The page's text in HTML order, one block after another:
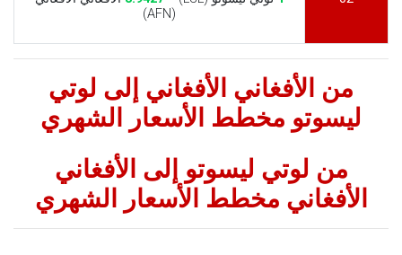
(AFN)
من الأفغاني الأفغاني إلى لوتي
ليسوتو مخطط الأسعار الشهري
من لوتي ليسوتو إلى الأفغاني
الأفغاني مخطط الأسعار الشهري